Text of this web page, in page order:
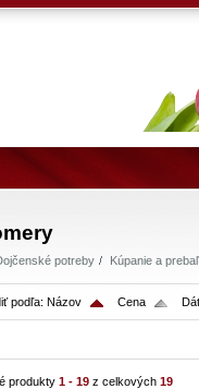
potreby Kúpanie a
podľa: Názov Cena
produkty 1 - 19 z celkových 19